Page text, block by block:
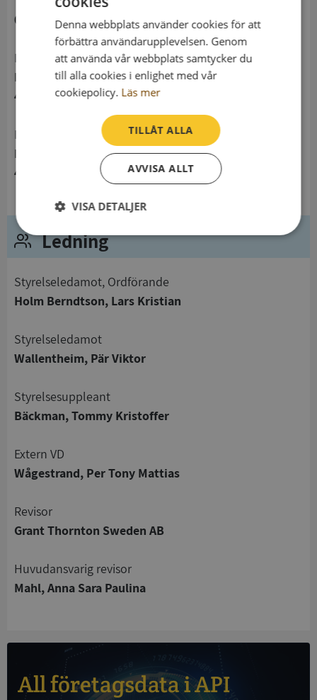
031696100
Postadress
Designvägen 3
435 33 Mölnlycke
Designvägen 3
435 33 Mölnlycke
Ledning
Styrelseledamot, Ordförande
Holm Berndtson, Lars Kristian
Styrelseledamot
Wallentheim, Pär Viktor
Styrelsesuppleant
Bäckman, Tommy Kristoffer
Extern VD
Wågestrand, Per Tony Mattias
Revisor
Grant Thornton Sweden AB
Huvudansvarig revisor
Mahl, Anna Sara Paulina
All företagsdata i API
Denna webbplats använder cookies för att
förbättra användarupplevelsen. Genom
att använda vår webbplats samtycker du
till alla cookies i enlighet med vår
cookiepolicy. Läs mer
TILLÅT ALLA
AVVISA ALLT
VISA DETALJER
Strikt
nödvändigt
Prestanda Inriktning
Funktioner Oklassificerade
Strikt nödvändigt
Funktioner
Oklassificerade
Strikt nödvändiga kakor tillåter
kärnwebbplatsfunktioner som användarinloggning
och kontohantering. Webbplatsen kan inte
användas ordentligt utan strikt nödvändiga cookies.